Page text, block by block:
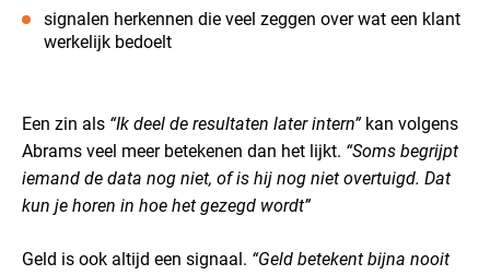
signalen herkennen die veel zeggen over wat een klant
werkelijk bedoelt
Een zin als “Ik deel de resultaten later intern”kan volgens
Abrams veel meer betekenen dan het lijkt. “Soms begrijpt
iemand de data nog niet, of is hij nog niet overtuigd. Dat
kun je horen in hoe het gezegd wordt”
Geld is ook altijd een signaal. “Geld betekent bijna nooit